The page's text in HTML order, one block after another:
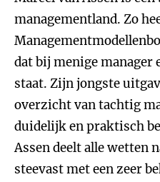
managementland. Zo
dat bij menige manager
staat. Zijn jongste
overzicht van tachtig
duidelijk en praktisch
Assen deelt alle wetten
steevast met een zeer